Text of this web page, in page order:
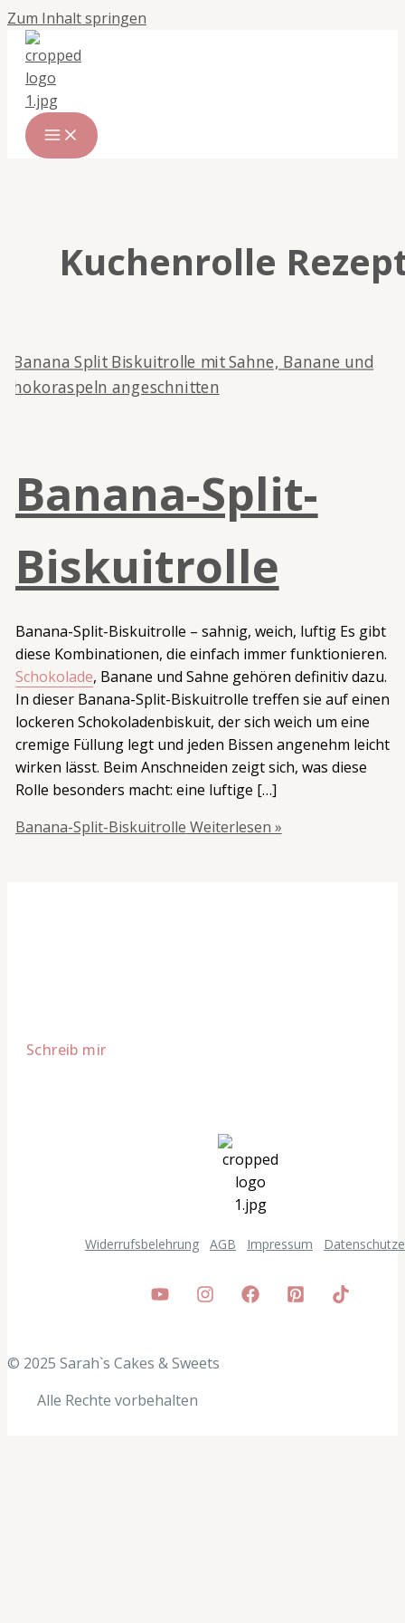
Zum Inhalt springen
Kuchenrolle
Banana-Split-
Biskuitrolle
Banana-Split-Biskuitrolle – sahnig, weich, luftig Es gibt
diese Kombinationen, die einfach immer funktionieren.
Schokolade, Banane und Sahne gehören definitiv dazu.
In dieser Banana-Split-Biskuitrolle treffen sie auf einen
lockeren Schokoladenbiskuit, der sich weich um eine
cremige Füllung legt und jeden Bissen angenehm leicht
wirken lässt. Beim Anschneiden zeigt sich, was diese
Rolle besonders macht: eine luftige […]
Banana-Split-Biskuitrolle Weiterlesen »
Schreib mir
Widerrufsbelehrung AGB Impressum
© 2025 Sarah`s Cakes & Sweets
Alle Rechte vorbehalten